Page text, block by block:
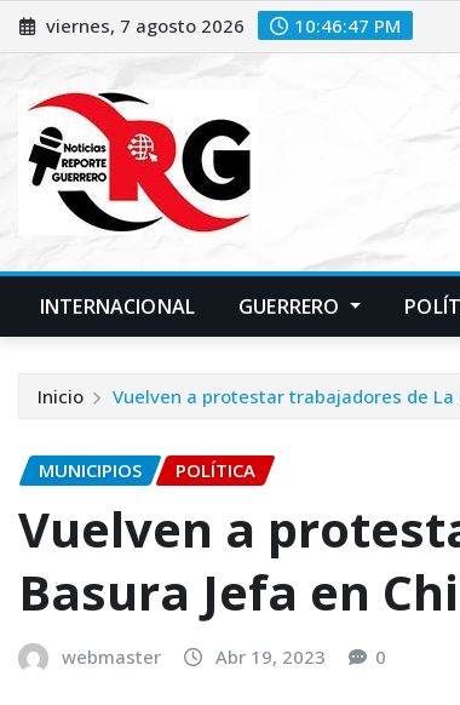
Saltar
al
viernes, 7 agosto 2026 10:46:48 PM
INTERNACIONAL GUERRERO
Inicio Vuelven a protestar trabajadores de La
MUNICIPIOS POLÍTICA
Vuelven a
Basura Jefa en
webmaster Abr 19, 2023 0